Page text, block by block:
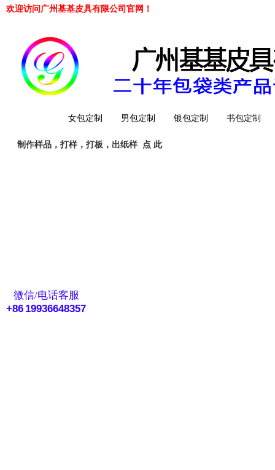
欢迎访问广州基基皮具有限公司官网！
女包定制 男包定制 银包定制 书包定制
工厂简介
制作样品，打样，打板，出纸样 点 此
微信/电话客服
+86 19936648357